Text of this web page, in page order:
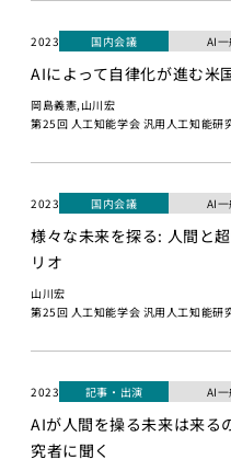
深層強化
学習
深層生成
モデル
語モデル
講座1
大規模言語モ
デル講座2
クス
プロジェ
クト／創
造性工学
プロジェ
2023 国内会議 AI
AIによって自律化が進む米
岡島義憲,山川宏
第25回 人工知能学会 汎用人工知能研
2023 国内会議 AI
様々な未来を探る: 人間と
リオ
山川宏
第25回 人工知能学会 汎用人工知能研
2023 記事・出演 AI
AIが人間を操る未来は来
究者に聞く